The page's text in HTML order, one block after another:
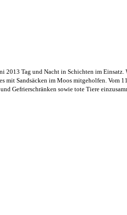
Tag und Nacht in Schichten im Einsatz.
mit Sandsäcken im Moos mitgeholfen. Vom
Gefrierschränken sowie tote Tiere